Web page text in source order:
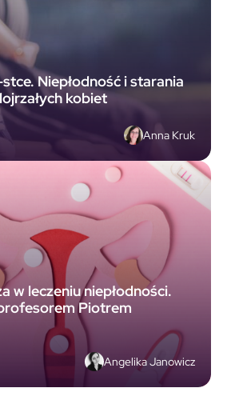
Niepłodność i starania
kobiet
Anna Kruk
w leczeniu niepłodności.
Piotrem
Angelika Janowicz